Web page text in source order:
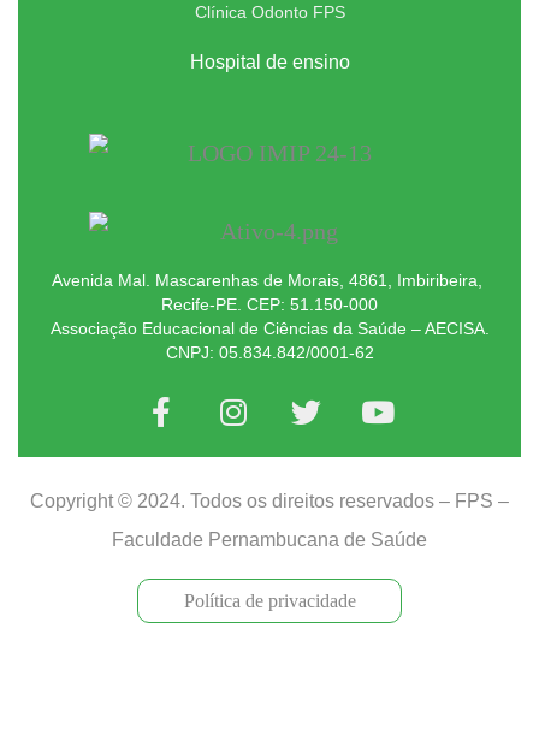
Clínica Odonto FPS
Hospital de ensino
Avenida Mal. Mascarenhas de Morais, 4861, Imbiribeira,
Recife-PE. CEP: 51.150-000
Associação Educacional de Ciências da Saúde – AECISA.
CNPJ: 05.834.842/0001-62
Copyright © 2024. Todos os direitos reservados – FPS –
Faculdade Pernambucana de Saúde
Política de privacidade